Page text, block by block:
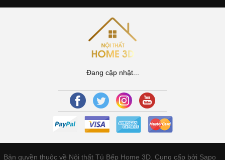
Đang cập nhật...
Bản quyền thuộc về Nội thất Tủ Bếp Home 3D. Cung cấp bởi Sapo